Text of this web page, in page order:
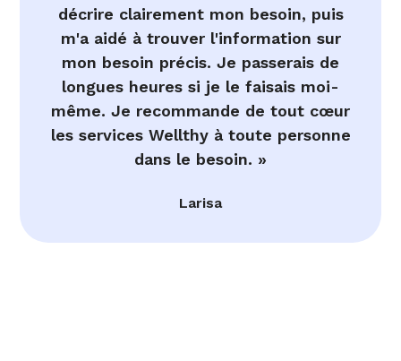
décrire clairement mon besoin, puis
m'a aidé à trouver l'information sur
mon besoin précis. Je passerais de
longues heures si je le faisais moi-
même. Je recommande de tout cœur
les services Wellthy à toute personne
dans le besoin. »
Larisa